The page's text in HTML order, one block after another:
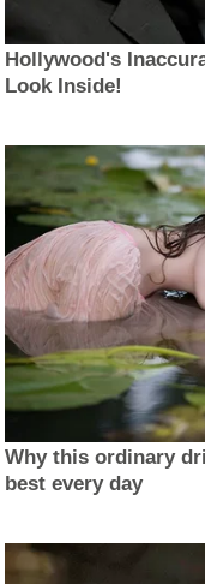
Hollywood's
Look Inside!
Why this ordinary
best every day